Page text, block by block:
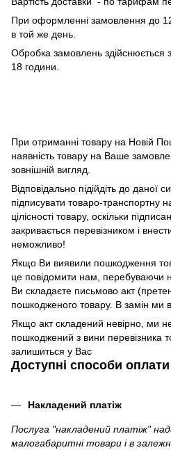
При оформленні замовлення до
в той же день.
Обробка замовлень здійснюється
18 години.
При отриманні товару на Новій
наявність товару на Ваше
зовнішній вигляд.
Відповідально підійдіть до даної
підписувати товаро-транспортну
цілісності товару, оскільки
закривається перевізником і
неможливо!
Якщо Ви виявили пошкодження
це повідомити нам, перебуваючи
Ви складаєте письмово акт
пошкодженого товару. В замін ми
Якщо акт складений невірно, ми
пошкоджений з вини перевізника
залишиться у Вас
Доступні способи оплати
Накладений платіж
Послуга "накладений платіж"
малогабаритні товари і в